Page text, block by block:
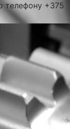
телефону +375